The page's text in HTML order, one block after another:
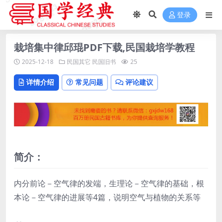
登录
栽培集中律邱琨PDF下载,民国栽培学教程
2025-12-18 民国其它 民国旧书 25
详情介绍 常见问题 评论建议
简介：
内分前论－空气律的发端，生理论－空气律的基础，根
本论－空气律的进展等4篇，说明空气与植物的关系等